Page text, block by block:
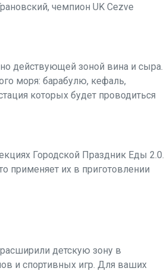
чемпион UK Cezve
действующей зоной вина и сыра.
моря: барабулю, кефаль,
которых будет проводиться
Городской Праздник Еды 2.0.
применяет их в приготовлении
детскую зону в
и спортивных игр. Для ваших